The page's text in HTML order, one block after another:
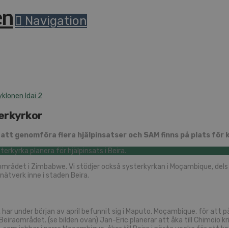
Na­vi­ga­tion
Idai 2
ge­nom­fö­ra flera hjäl­pin­sat­ser och SAM finns på plats
i Zim­babwe. Vi stöd­jer också sys­ter­kyr­kan i Moçam­bi­que,
inne i sta­den Beira.
under bör­jan av april be­fun­nit sig i Ma­pu­to, Moçam­bi­que, för
(se bil­den ovan) Jan-Er­ic pla­ne­rar att åka till